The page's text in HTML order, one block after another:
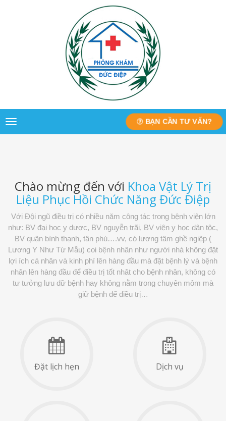
Toggle
navigation
BẠN CẦN TƯ VẤN?
Chào mừng đến với Khoa Vật Lý Trị
Liệu Phục Hồi Chức Năng Đức Điệp
Với Đội ngũ điều trị có nhiều năm công tác trong bệnh viện lớn
như: BV đại hoc y dược, BV nguyễn trãi, BV viện y học dân tộc,
BV quận bình thạnh, tân phú….vv, có lương tâm ghề ngiệp (
Lương Y Như Từ Mẫu) coi bệnh nhân như người nhà không đặt
lợi ích cá nhân và kinh phí lên hàng đầu mà đặt bệnh lý và bệnh
nhân lên hàng đầu để điều trị tốt nhât cho bệnh nhân, không có
tư tưởng lưu dữ bệnh hay không nằm trong chuyên môm mà
giữ bệnh để điều trị…
Đặt lịch hẹn Dịch vụ